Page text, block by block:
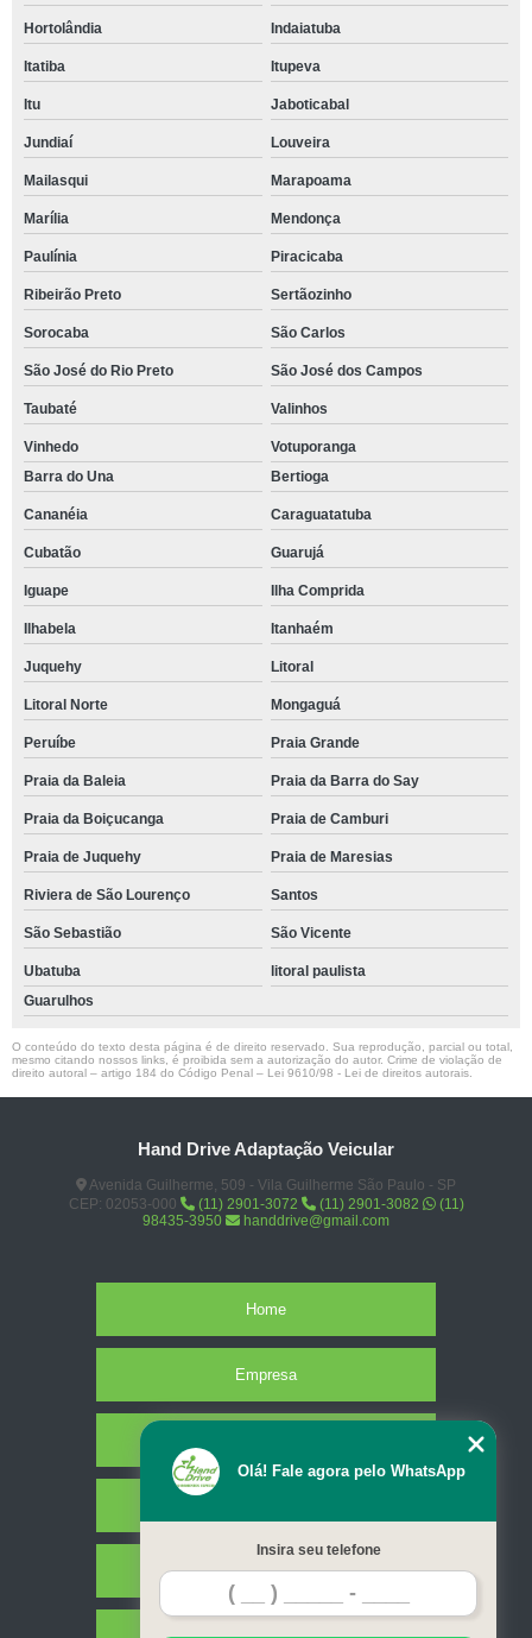
Hortolândia Indaiatuba
Itatiba Itupeva
Itu Jaboticabal
Jundiaí Louveira
Mailasqui Marapoama
Marília Mendonça
Paulínia Piracicaba
Ribeirão Preto Sertãozinho
Sorocaba São Carlos
São José do Rio Preto São José dos Campos
Taubaté Valinhos
Vinhedo
Votuporanga
Barra do Una
Bertioga
Cananéia Caraguatatuba
Cubatão Guarujá
Iguape Ilha Comprida
Ilhabela Itanhaém
Juquehy Litoral
Litoral Norte Mongaguá
Peruíbe Praia Grande
Praia da Baleia Praia da Barra do Say
Praia da Boiçucanga Praia de Camburi
Praia de Juquehy Praia de Maresias
Riviera de São Lourenço Santos
São Sebastião São Vicente
Ubatuba
litoral paulista
Guarulhos
O conteúdo do texto desta página é de direito reservado. Sua reprodução, parcial ou total,
mesmo citando nossos links, é proibida sem a autorização do autor. Crime de violação de
direito autoral – artigo 184 do Código Penal – Lei 9610/98 - Lei de direitos autorais
Hand Drive Adaptação Veicular
Avenida Guilherme, 509 - Vila Guilherme São Paulo - SP
CEP: 02053-000
(11) 2901-3072 (11) 2901-3082
(11)
98435-3950
handdrive@gmail.com
Home
Empresa
Contato
Olá! Fale agora pelo WhatsApp
Insira seu telefone